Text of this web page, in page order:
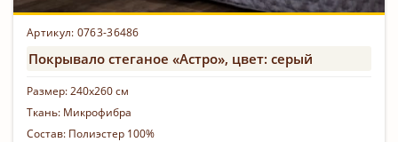
Артикул: 0763-36486
Покрывало стеганое «Астро», цвет: серый
Размер:240х260 см
Ткань: Микрофибра
Состав: Полиэстер 100%